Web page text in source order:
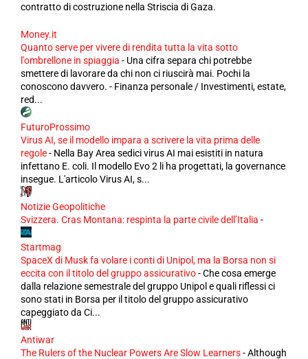
contratto di costruzione nella Striscia di Gaza.
Money.it
Quanto serve per vivere di rendita tutta la vita sotto
l'ombrellone in spiaggia - Una cifra separa chi potrebbe
smettere di lavorare da chi non ci riuscirà mai. Pochi la
conoscono davvero. - Finanza personale / Investimenti, estate,
red...
FuturoProssimo
Virus AI, se il modello impara a scrivere la vita prima delle
regole- Nella Bay Area sedici virus AI mai esistiti in natura
infettano E. coli. Il modello Evo 2 li ha progettati, la governance
insegue. L'articolo Virus AI, s...
Notizie Geopolitiche
Svizzera. Cras Montana: respinta la parte civile dell’Italia -
Startmag
SpaceX di Musk fa volare i conti di Unipol, ma la Borsa non si
eccita con il titolo del gruppo assicurativo-Che cosa emerge
dalla relazione semestrale del gruppo Unipol e quali riflessi ci
sono stati in Borsa per il titolo del gruppo assicurativo
capeggiato da Ci...
Antiwar
The Rulers of the Nuclear Powers Are Slow Learners-Although